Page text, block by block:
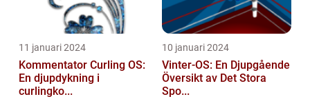
11 januari 2024
Kommentator Curling OS:
En djupdykning i
curlingko...
10 januari 2024
Vinter-OS: En Djupgående
Översikt av Det Stora
Spo...